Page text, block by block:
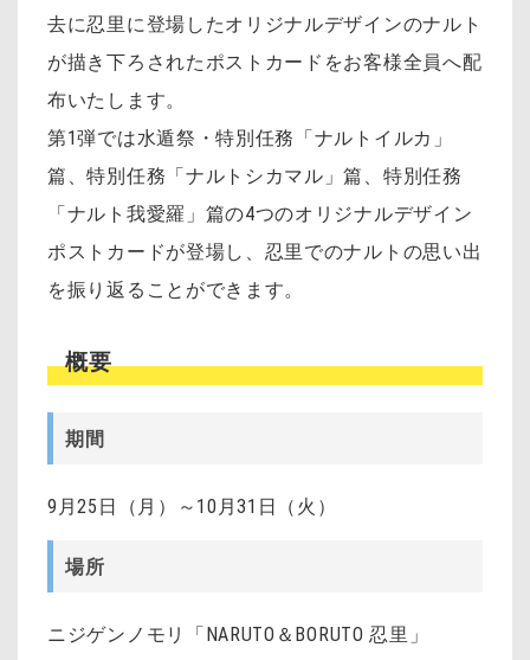
去に忍里に登場したオリジナルデザインのナルト
が描き下ろされたポストカードをお客様全員へ配
布いたします。
第1弾では水遁祭・特別任務「ナルトイルカ」
篇、特別任務「ナルトシカマル」篇、特別任務
「ナルト我愛羅」篇の4つのオリジナルデザイン
ポストカードが登場し、忍里でのナルトの思い出
を振り返ることができます。
概要
期間
9月25日（月）～10月31日（火）
場所
ニジゲンノモリ「NARUTO＆BORUTO 忍里」